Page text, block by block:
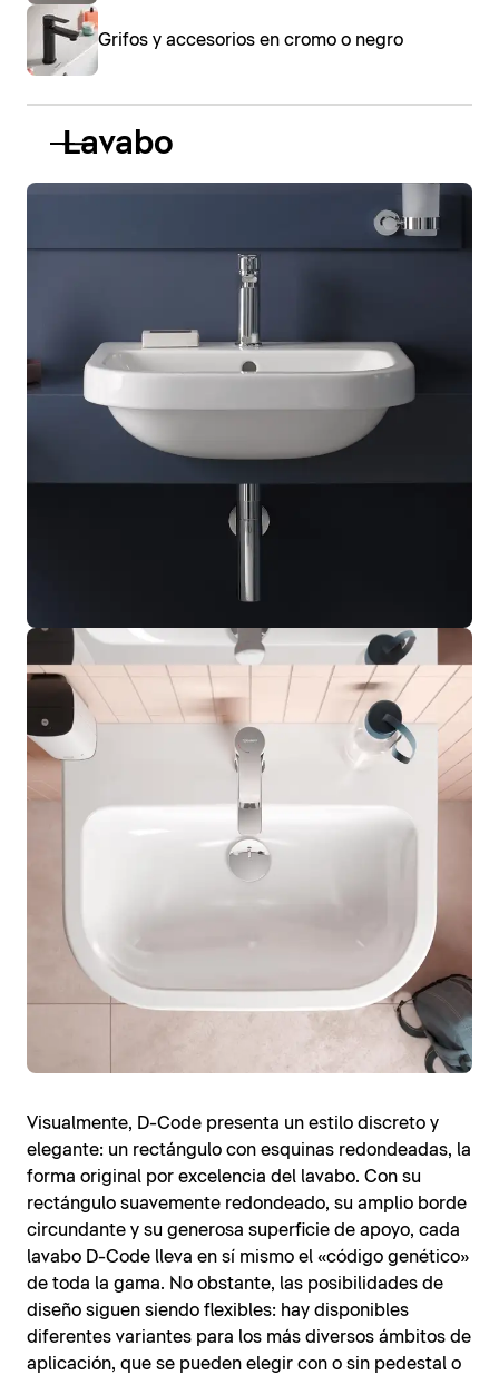
Grifos y accesorios en cromo o negro
Lavabo
Visualmente, D-Code presenta un estilo discreto y
elegante: un rectángulo con esquinas redondeadas, la
forma original por excelencia del lavabo. Con su
rectángulo suavemente redondeado, su amplio borde
circundante y su generosa superficie de apoyo, cada
lavabo D-Code lleva en sí mismo el «código genético»
de toda la gama. No obstante, las posibilidades de
diseño siguen siendo flexibles: hay disponibles
diferentes variantes para los más diversos ámbitos de
aplicación, que se pueden elegir con o sin pedestal o